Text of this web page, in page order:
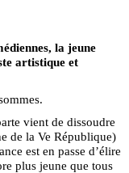
la jeune
artistique et
vient de dissoudre
de la Ve République)
est en passe d’élire
plus jeune que tous